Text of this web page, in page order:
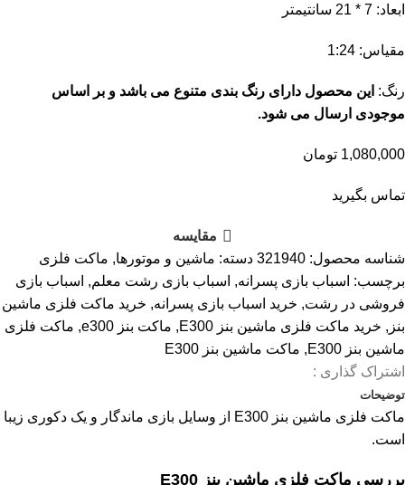
ابعاد: 7 * 21 سانتیمتر
مقیاس: 1:24
رنگ: این محصول دارای رنگ بندی متنوع می باشد و بر اساس
موجودی ارسال می شود.
1,080,000 تومان
تماس بگیرید
مقایسه
شناسه محصول: 321940 دسته: ماشین و موتورها, ماکت فلزی
برچسب: اسباب بازی پسرانه, اسباب بازی رشت معلم, اسباب بازی
فروشی در رشت, خرید اسباب بازی پسرانه, خرید ماکت فلزی ماشین
بنز , خرید ماکت فلزی ماشین بنز E300 , ماکت بنز e300 , ماکت فلزی
ماشین بنز E300
, ماکت ماشین بنز E300
اشتراک گذاری :
توضیحات
ماکت فلزی ماشین بنز E300 از وسایل بازی ماندگار و یک دکوری زیبا
است.
بررسی ماکت فلزی ماشین بنز E300